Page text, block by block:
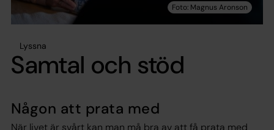
Lyssna
Samtal och stöd
Någon att prata med
När livet är svårt kan man må bra av att få prata med